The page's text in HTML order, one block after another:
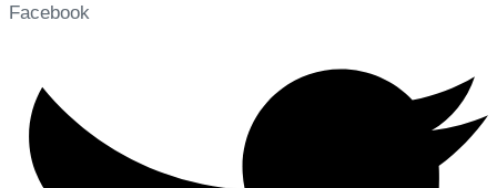
Facebook